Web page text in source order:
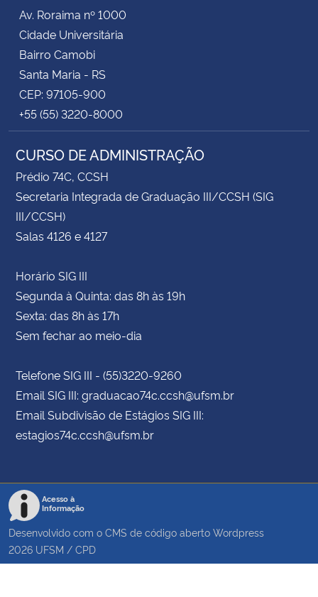
Av. Roraima nº 1000
Cidade Universitária
Bairro Camobi
Santa Maria - RS
CEP: 97105-900
+55 (55) 3220-8000
CURSO DE ADMINISTRAÇÃO
Prédio 74C, CCSH
Secretaria Integrada de Graduação III/CCSH (SIG
III/CCSH)
Salas 4126 e 4127
Horário SIG III
Segunda à Quinta: das 8h às 19h
Sexta: das 8h às 17h
Sem fechar ao meio-dia
Telefone SIG III - (55)3220-9260
Email SIG III: graduacao74c.ccsh@ufsm.br
Email Subdivisão de Estágios SIG III:
estagios74c.ccsh@ufsm.br
Acesso à
Informação
Desenvolvido com o CMS de código aberto Wordpress
2026 UFSM / CPD